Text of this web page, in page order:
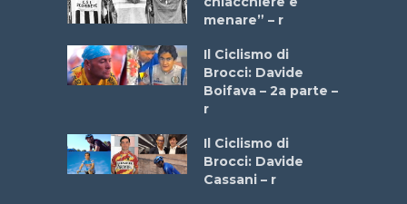
menare” – r
Il Ciclismo di
Brocci: Davide
Boifava – 2a parte –
r
Il Ciclismo di
Brocci: Davide
Cassani – r